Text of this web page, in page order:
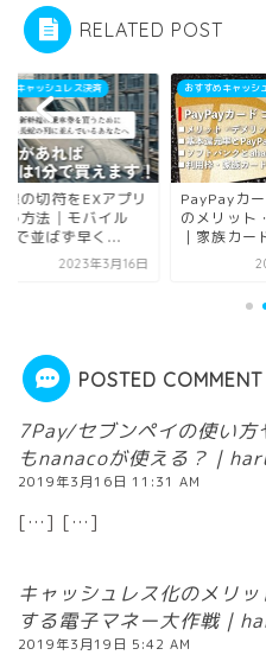
RELATED POST
めキャッシュレス決済
カードゴールド
ット・デメリット
族カードは年会...
2022年12月12日
おすすめキャッシ
iPhoneX用
カード収納
でキャ...
POSTED COMMENT
7Pay/セブンペイの使い
もnanacoが使える？｜
2019年3月16日 11:31 AM
[…] […]
キャッシュレス化のメリ
する電子マネー大作戦｜
2019年3月19日 5:42 AM